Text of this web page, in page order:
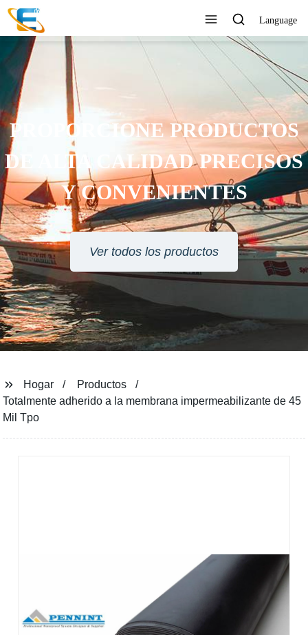
Language
PROPORCIONE PRODUCTOS
DE ALTA CALIDAD PRECISOS
Y CONVENIENTES
Ver todos los productos
Hogar
Productos
Totalmente adherido a la membrana impermeabilizante de 45
Mil Tpo